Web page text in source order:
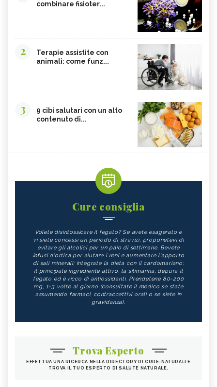
combinare fisioter...
2
Terapie assistite con
animali: come funz...
3
9 cibi salutari con un alto
contenuto di...
Cure consiglia
Volete disintossicare il fegato? Se avete esagerato e
vi siete concessi un periodo di stravizi, proponetevi di
evitare gli alcolici per un paio di settimane. Bevete
infusi d'ortica per aiutare i reni e aumentare l'apporto
di sali minerali; integrate la dieta con il cardomariano:
il principale ingrediente attivo, la silimarina, depura il
fegato ed è ricco di antiossidanti. Prendetene 80-200
mg, 1-3 volte al giorno (consultate il medico se state
assumendo farmaci, contraccettivi orali o se siete in
gravidanza).
Trova Esperto
EFFETTUA UNA RICERCA NELLA DIRECTORY DI CURE-NATURALI E
TROVA IL TUO ESPERTO DI SALUTE NATURALE.